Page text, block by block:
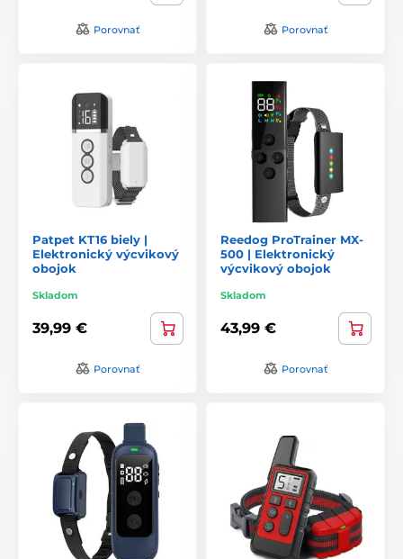
Porovnať Porovnať
Patpet KT16 biely |
Elektronický výcvikový
obojok
Skladom
39,99 €
Porovnať
Reedog ProTrainer MX-
500 | Elektronický
výcvikový obojok
Skladom
43,99 €
Porovnať